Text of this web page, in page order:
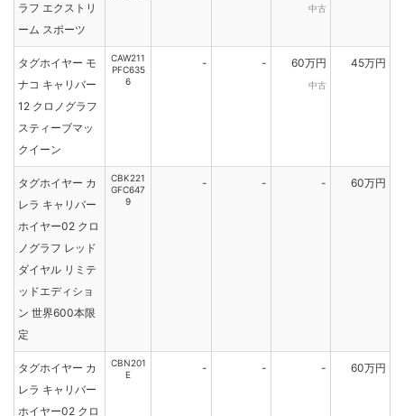
ラフ エクストリ
ーム スポーツ
中古
タグホイヤー モ
ナコ キャリバー
12 クロノグラフ
スティーブマッ
クイーン
CAW211
PFC635
6
- - 60万円
中古
45万円
タグホイヤー カ
レラ キャリバー
ホイヤー02 クロ
ノグラフ レッド
ダイヤル リミテ
ッドエディショ
ン 世界600本限
定
CBK221
GFC647
9
- - - 60万円
タグホイヤー カ
レラ キャリバー
ホイヤー02 クロ
CBN201
E
- - - 60万円